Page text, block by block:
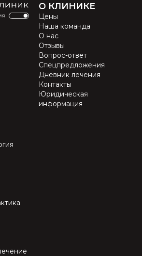
О КЛИНИКЕ
Цены
Наша команда
О нас
Отзывы
Вопрос-ответ
Спецпредложения
Дневник лечения
Контакты
Юридическая
информация